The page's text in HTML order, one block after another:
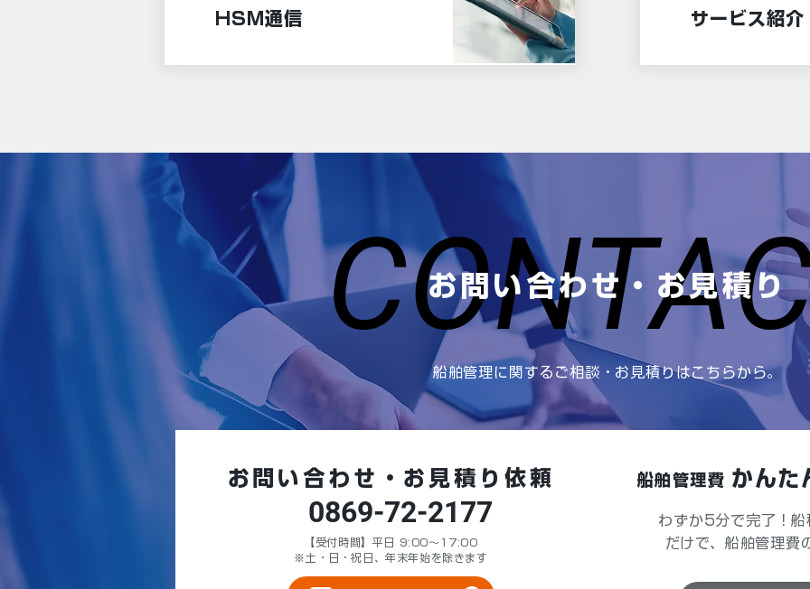
HSM通信
サービス紹介
お問い合わせ・お見積り
船舶管理に関するご相談・お見積りはこちらから。
お問い合わせ・お見積り依頼
0869-72-2177
【受付時間】平日 9:00～17:00
※土・日・祝日、年末年始を除きます
船舶管理費 かんた
わずか5分で完了！船
だけで、船舶管理費